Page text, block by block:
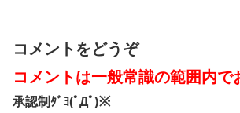
コメントをどうぞ
コメントは一般常識の範囲内で
承認制ﾀﾞﾖ(ﾟДﾟ)※